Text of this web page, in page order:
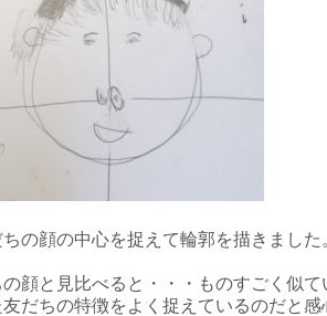
の顔の中心を捉えて輪郭を描きまし
顔と見比べると・・・ものすごく似て
だちの特徴をよく捉えているのだと感